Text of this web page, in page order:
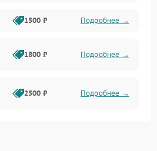
1500 ₽ Подробнее →
1800 ₽ Подробнее →
2500 ₽ Подробнее →